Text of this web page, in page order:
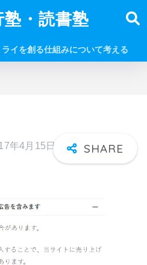
・読書塾
ライを創る仕組みについて考える
年4月15日